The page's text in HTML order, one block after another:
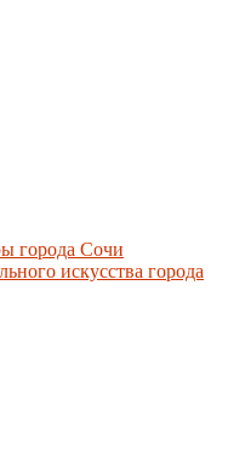
города Сочи
искусства города